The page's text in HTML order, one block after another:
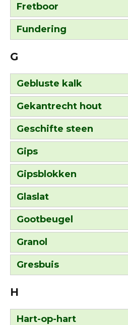
Fretboor
Fundering
G
Gebluste kalk
Gekantrecht hout
Geschifte steen
Gips
Gipsblokken
Glaslat
Gootbeugel
Granol
Gresbuis
H
Hart-op-hart